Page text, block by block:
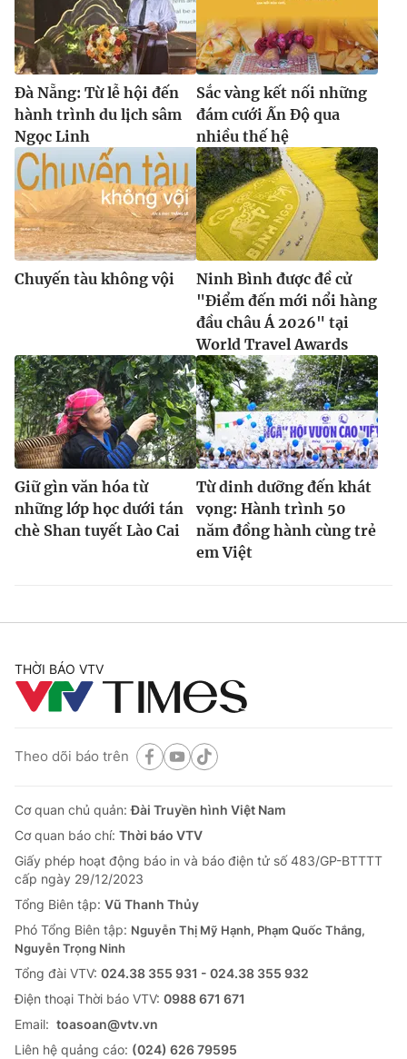
Đà Nẵng: Từ lễ hội đến
hành trình du lịch sâm
Ngọc Linh
Sắc vàng kết nối những
đám cưới Ấn Độ qua
nhiều thế hệ
Chuyến tàu không vội
Ninh Bình được đề cử
"Điểm đến mới nổi hàng
đầu châu Á 2026" tại
World Travel Awards
Giữ gìn văn hóa từ
những lớp học dưới tán
chè Shan tuyết Lào Cai
Từ dinh dưỡng đến khát
vọng: Hành trình 50
năm đồng hành cùng trẻ
em Việt
THỜI BÁO VTV
Theo dõi báo trên
Cơ quan chủ quản:Đài Truyền hình Việt Nam
Cơ quan báo chí: Thời báo VTV
Giấy phép hoạt động báo in và báo điện tử số 483/GP-BTTTT
cấp ngày 29/12/2023
Tổng Biên tập: Vũ Thanh Thủy
Phó Tổng Biên tập: Nguyễn Thị Mỹ Hạnh, Phạm Quốc Thắng,
Nguyễn Trọng Ninh
Tổng đài VTV: 024.38 355 931 - 024.38 355 932
Ðiện thoại Thời báo VTV: 0988 671 671
Email: toasoan@vtv.vn
Liên hệ quảng cáo: (024) 626 79595